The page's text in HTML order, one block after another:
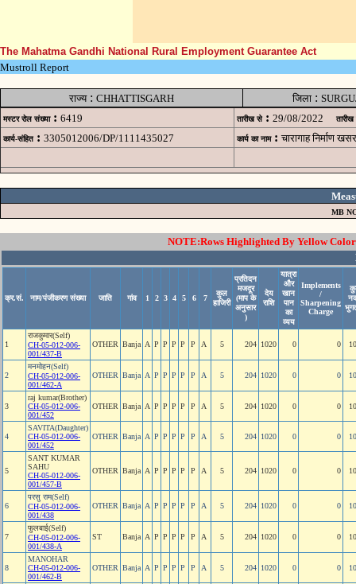
The Mahatma Gandhi National Rural Employment Guarantee Act
Mustroll Report
राज्य: CHHATTISGARH जिला :
मस्टर रोल संख्या : 6419 तारीख से : 29/08/2022 तारीख
कार्य-संहित : 3305012006/DP/1111435027 कार्य का नाम : चारागाह निर्माण
MB
NOTE:Rows Highlighted By Yellow
क्र.सं. नाम/पंजीकरण संख्या जाति गांव 1 2 3 4 5 6 7
कुल
हाजिरी
प्रतिदन
मजदूर
(माप के
अनुसार
)
देय
राशि
यात्रा
और
खान
पान
का
व्यय
Implements
/
Sharpening
Charge
1
राजकुमार(Self)
CH-05-012-006-
001/437-B
OTHER Banja A P P P P P A 5 204 1020 0 0
2
मनमोहन(Self)
CH-05-012-006-
001/462-A
OTHER Banja A P P P P P A 5 204 1020 0 0
3
raj kumar(Brother)
CH-05-012-006-
001/452
OTHER Banja A P P P P P A 5 204 1020 0 0
4
SAVITA(Daughter)
CH-05-012-006-
001/452
OTHER Banja A P P P P P A 5 204 1020 0 0
5
SANT KUMAR
SAHU
CH-05-012-006-
001/457-B
OTHER Banja A P P P P P A 5 204 1020 0 0
6
परसु राम(Self)
CH-05-012-006-
001/438
OTHER Banja A P P P P P A 5 204 1020 0 0
7
फुलबाई(Self)
CH-05-012-006-
001/438-A
ST Banja A P P P P P A 5 204 1020 0 0
8
MANOHAR
CH-05-012-006-
001/462-B
OTHER Banja A P P P P P A 5 204 1020 0 0